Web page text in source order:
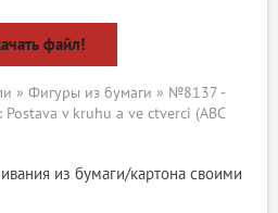
файл!
» Фигуры из бумаги » №8137 -
v kruhu a ve ctverci (ABC
из бумаги/картона своими